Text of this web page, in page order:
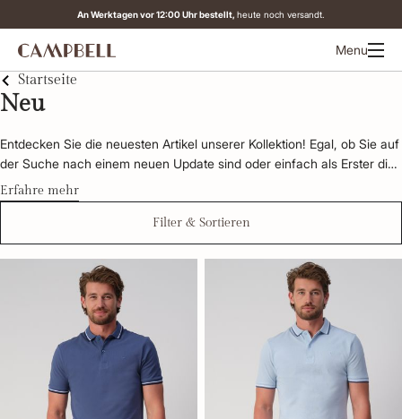
An Werktagen vor 12:00 Uhr bestellt, heute noch versandt.
Menu
Startseite
Neu
Entdecken Sie die neuesten Artikel unserer Kollektion! Egal, ob Sie auf
der Suche nach einem neuen Update sind oder einfach als Erster die
neuesten Trends entdecken möchten, bei Campbell sind Sie an der
richtigen Adresse.
Erfahre mehr
Filter & Sortieren